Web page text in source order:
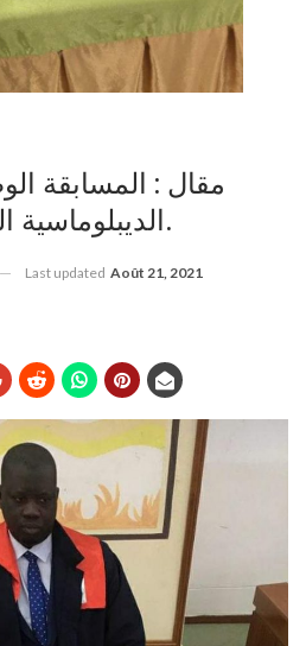
مقال : المسابقة
الديبلوماسية العربية في السنغال.
Last updated Août 21, 2021